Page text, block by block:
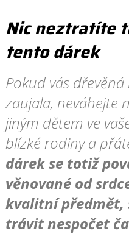
Nic neztratíte
tento dárek
Pokud vás
zaujala, neváhejte
jiným dětem ve
blízké rodiny a
dárek se totiž
věnované od
kvalitní předmět,
trávit nespočet